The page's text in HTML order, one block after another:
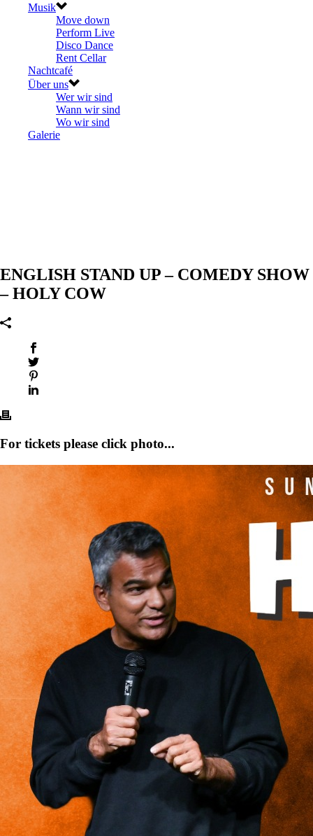
Musik
Move down
Perform Live
Disco Dance
Rent Cellar
Nachtcafé
Über uns
Wer wir sind
Wann wir sind
Wo wir sind
Galerie
ENGLISH STAND UP – COMEDY SHOW
– HOLY COW
For tickets please click photo...